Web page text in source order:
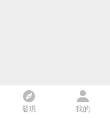
發現 我的